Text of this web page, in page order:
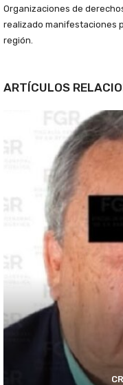
Organizaciones de
realizado manifestaciones
región.
ARTÍCULOS